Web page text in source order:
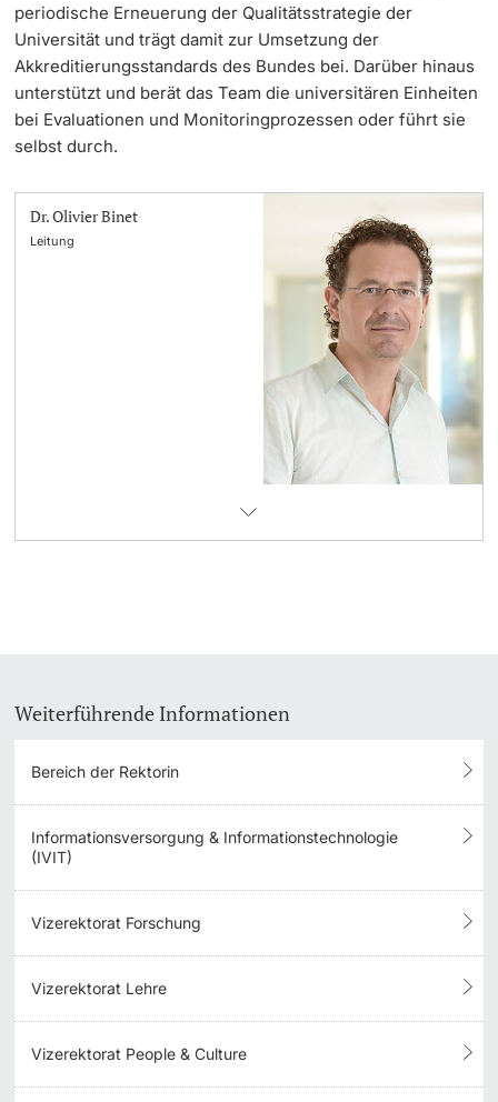
periodische Erneuerung der Qualitätsstrategie der
Universität und trägt damit zur Umsetzung der
Akkreditierungsstandards des Bundes bei. Darüber hinaus
unterstützt und berät das Team die universitären Einheiten
bei Evaluationen und Monitoringprozessen oder führt sie
selbst durch.
Dr. Olivier Binet
Leitung
Weiterführende Informationen
Bereich der Rektorin
Informationsversorgung & Informationstechnologie
(IVIT)
Vizerektorat Forschung
Vizerektorat Lehre
Vizerektorat People & Culture